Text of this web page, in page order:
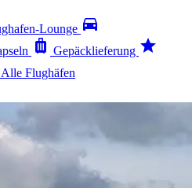
Lounge directions_car
luggage Gepäcklieferung star
Alle Flughäfen